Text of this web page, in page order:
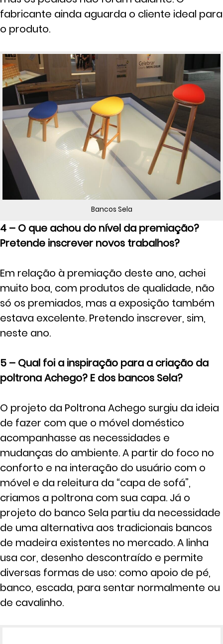
fabricante ainda aguarda o cliente ideal para
o produto.
Bancos Sela
4 – O que achou do nível da premiação?
Pretende inscrever novos trabalhos?
Em relação à premiação deste ano, achei
muito boa, com produtos de qualidade, não
só os premiados, mas a exposição também
estava excelente. Pretendo inscrever, sim,
neste ano.
5 – Qual foi a inspiração para a criação da
poltrona Achego? E dos bancos Sela?
O projeto da Poltrona Achego surgiu da ideia
de fazer com que o móvel doméstico
acompanhasse as necessidades e
mudanças do ambiente. A partir do foco no
conforto e na interação do usuário com o
móvel e da releitura da “capa de sofá”,
criamos a poltrona com sua capa. Já o
projeto do banco Sela partiu da necessidade
de uma alternativa aos tradicionais bancos
de madeira existentes no mercado. A linha
usa cor, desenho descontraído e permite
diversas formas de uso: como apoio de pé,
banco, escada, para sentar normalmente ou
de cavalinho.